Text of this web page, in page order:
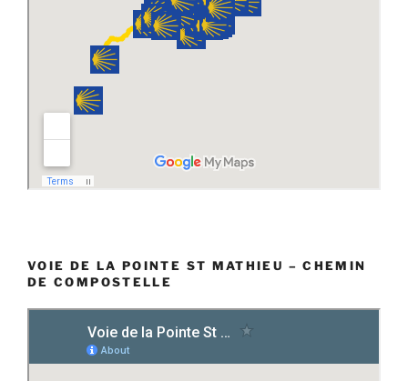
VOIE DE LA POINTE ST MATHIEU – CHEMIN
DE COMPOSTELLE